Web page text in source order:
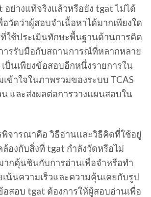
ย่างแท้จริงแล้วหรือยัง tgat ไม่ได้
วัดว่าผู้สอบจำเนื้อหาได้มากเพียงใด
ใช้ประเมินทักษะพื้นฐานด้านการคิด
ารรับมือกับสถานการณ์ที่หลากหลาย
ป็นเพียงข้อสอบอีกหนึ่งรายการใน
เข้าใจในภาพรวมของระบบ TCAS
และส่งผลต่อการวางแผนสอบใน
พิจารณาคือ วิธีอ่านและวิธีคิดที่ใช้อยู่
องกับสิ่งที่ tgat กำลังวัดหรือไม่
ากคุ้นชินกับการอ่านเพื่อจำหรือทำ
น้นความเร็วและความคุ้นเคยกับรูป
สอบ tgat ต้องการให้ผู้สอบอ่านเพื่อ